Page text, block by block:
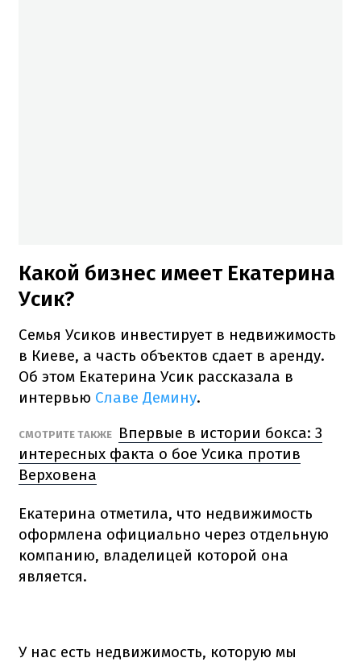
Какой бизнес имеет Екатерина
Усик?
Семья Усиков инвестирует в недвижимость
в Киеве, а часть объектов сдает в аренду.
Об этом Екатерина Усик рассказала в
интервью Славе Демину.
СМОТРИТЕ ТАКЖЕ
Впервые в истории бокса: 3
интересных факта о бое Усика против
Верховена
Екатерина отметила, что недвижимость
оформлена официально через отдельную
компанию, владелицей которой она
является.
У нас есть недвижимость, которую мы